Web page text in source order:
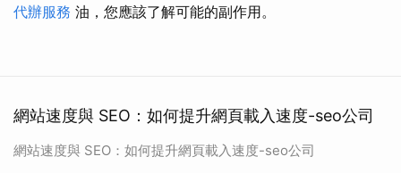
代辦服務 油，您應該了解可能的副作用。
網站速度與 SEO：如何提升網頁載入速度-seo公司
網站速度與 SEO：如何提升網頁載入速度-seo公司